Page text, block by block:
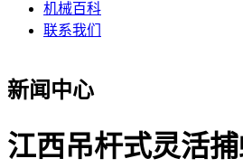
机械百科
联系我们
新闻中心
江西吊杆式灵活